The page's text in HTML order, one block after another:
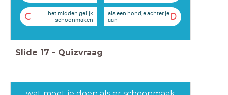
C
het midden gelijk
schoonmaken
D
als een hondje achter je
aan
Slide 17 - Quizvraag